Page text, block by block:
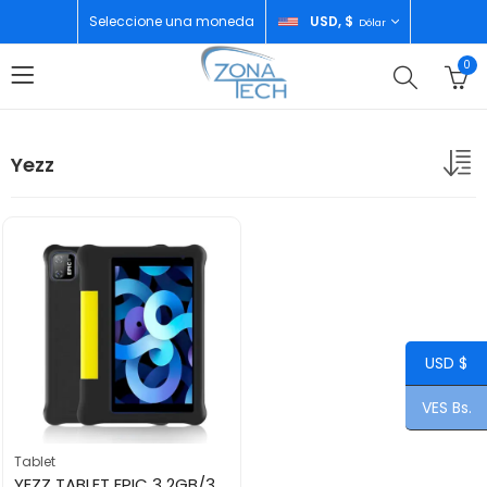
Seleccione una moneda USD, $ Dólar
0
Yezz
Tablet
USD $
VES Bs.